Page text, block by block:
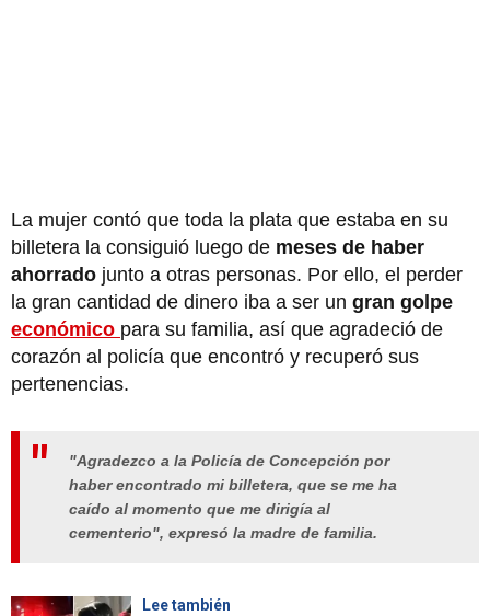
La mujer contó que toda la plata que estaba en su
billetera la consiguió luego de meses de haber
ahorrado junto a otras personas. Por ello, el perder
la gran cantidad de dinero iba a ser un gran golpe
económico para su familia, así que agradeció de
corazón al policía que encontró y recuperó sus
pertenencias.
"Agradezco a la Policía de Concepción por
haber encontrado mi billetera, que se me ha
caído al momento que me dirigía al
cementerio", expresó la madre de familia.
Lee también